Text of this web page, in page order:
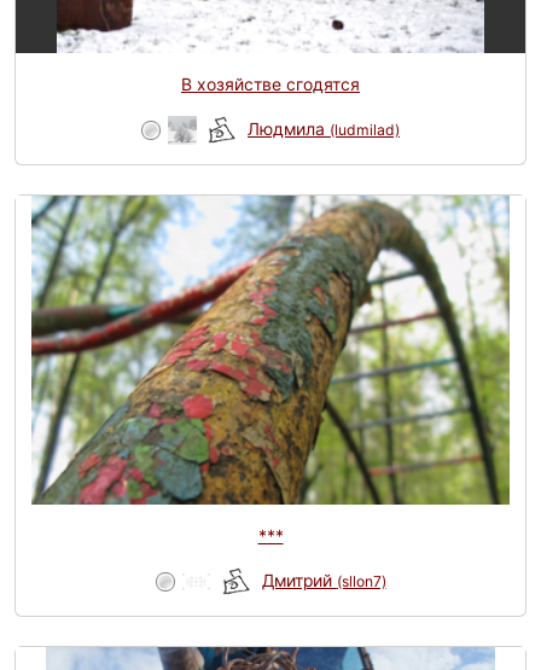
В хозяйстве сгодятся
Людмила (ludmilad)
***
Дмитрий (sllon7)